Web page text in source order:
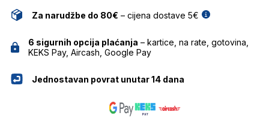
Za narudžbe do 80€ – cijena dostave 5€
6 sigurnih opcija plaćanja – kartice, na rate, gotovina,
KEKS Pay, Aircash, Google Pay
Jednostavan povrat unutar 14 dana